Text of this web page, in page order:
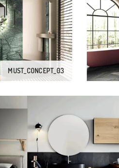
MUST_CONCEPT_03